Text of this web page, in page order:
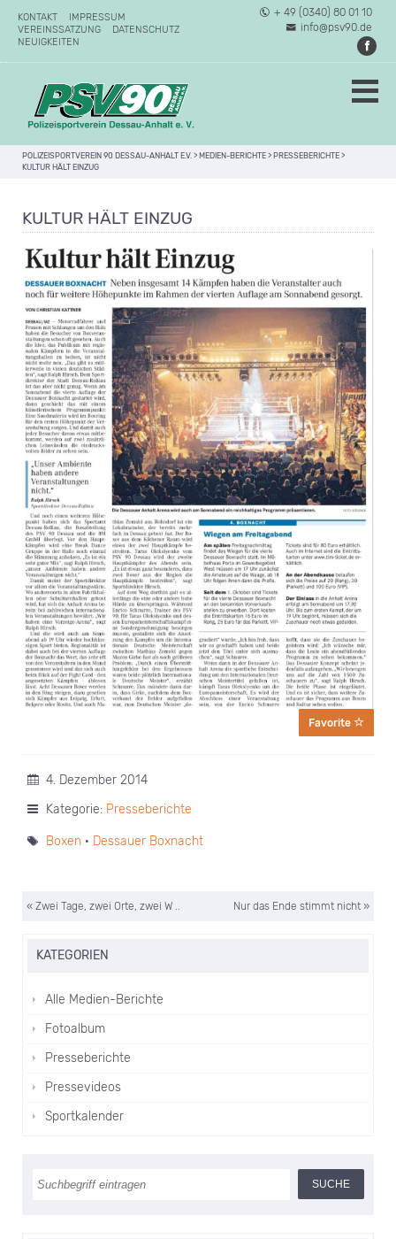
KONTAKT
IMPRESSUM
VEREINSSATZUNG
DATENSCHUTZ
NEUIGKEITEN
+ 49 (0340) 80 01 10
info@psv90.de
POLIZEISPORTVEREIN 90 DESSAU-ANHALT E.V. > MEDIEN-BERICHTE > PRESSEBERICHTE >
KULTUR HÄLT EINZUG
KULTUR HÄLT EINZUG
Favorite
4. Dezember 2014
Kategorie: Presseberichte
Boxen · Dessauer Boxnacht
« Zwei Tage, zwei Orte, zwei W .. Nur das Ende stimmt nicht »
KATEGORIEN
Alle Medien-Berichte
Fotoalbum
Presseberichte
Pressevideos
Sportkalender